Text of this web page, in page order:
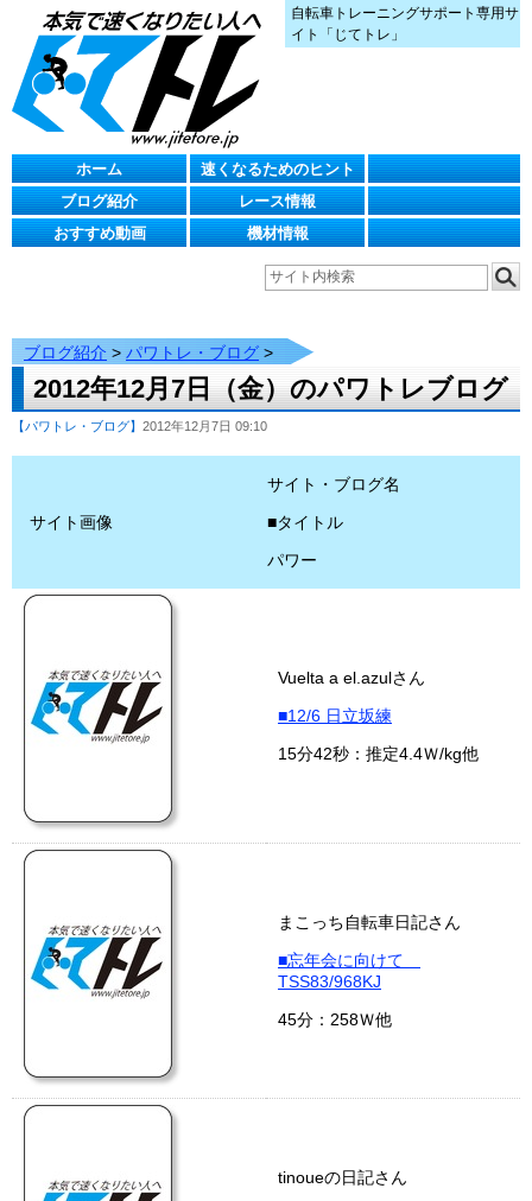
自転車トレーニングサポート専用サ
イト「じてトレ」
ホーム
速くなるためのヒント
ブログ紹介
レース情報
おすすめ動画
機材情報
ブログ紹介 > パワトレ・ブログ>
2012年12月7日（金）のパワトレブログ
【パワトレ・ブログ】 2012年12月7日 09:10
サイト画像
サイト・ブログ名
■タイトル
パワー
Vuelta a el.azulさん
■12/6 日立坂練
15分42秒：推定4.4Ｗ/kg他
まこっち自転車日記さん
■忘年会に向けて
TSS83/968KJ
45分：258Ｗ他
tinoueの日記さん